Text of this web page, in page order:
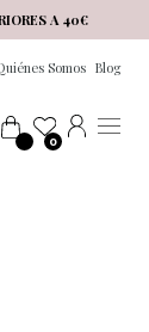
A 40€
Somos Blog
0